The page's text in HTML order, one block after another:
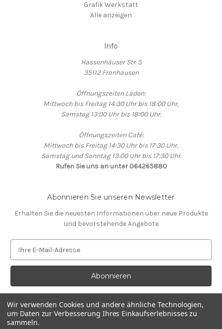
Grafik Werkstatt
Alle anzeigen
Info
Hassenhäuser Str. 5
35112 Fronhausen
Öffnungszeiten Laden:
Mittwoch bis Freitag 14:30 Uhr bis 18:00 Uhr,
Samstag 13:00 Uhr bis 18:00 Uhr.
Öffnungszeiten Café:
Mittwoch bis Freitag 14:30 Uhr bis 17:30 Uhr,
Samstag und Sonntag 13:00 Uhr bis 17:30 Uhr.
Rufen Sie uns an unter 064265880
Abonnieren Sie unseren Newsletter
Erhalten Sie die neuesten Informationen über neue Produkte
und bevorstehende Angebote
M
i
-
A
Wir verwenden Cookies und andere ähnliche Technologien,
um Daten zur Verbesserung Ihres Einkaufserlebnisses zu
sammeln.